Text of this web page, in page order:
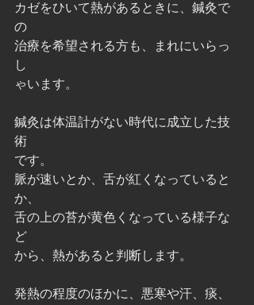
カゼをひいて熱があるときに、鍼灸で
の
治療を希望される方も、まれにいらっ
し
ゃいます。
鍼灸は体温計がない時代に成立した技
術
です。
脈が速いとか、舌が紅くなっていると
か、
舌の上の苔が黄色くなっている様子な
ど
から、熱があると判断します。
発熱の程度のほかに、悪寒や汗、痰、